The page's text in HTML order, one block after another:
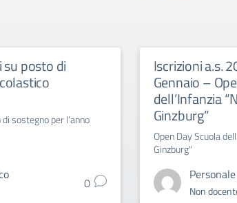
posto di
sostegno per l’anno
0
Iscrizioni a.s.
Gennaio –
dell’Infanzia
Ginzburg”
Open Day Scuola
Ginzburg"
Non